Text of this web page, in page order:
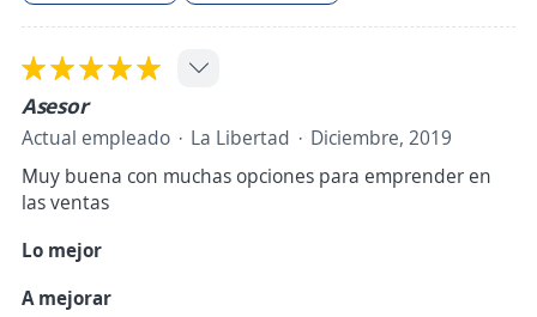
Asesor
Actual empleado La Libertad
Diciembre, 2019
Muy buena con muchas opciones para emprender en
las ventas
Lo mejor
A mejorar